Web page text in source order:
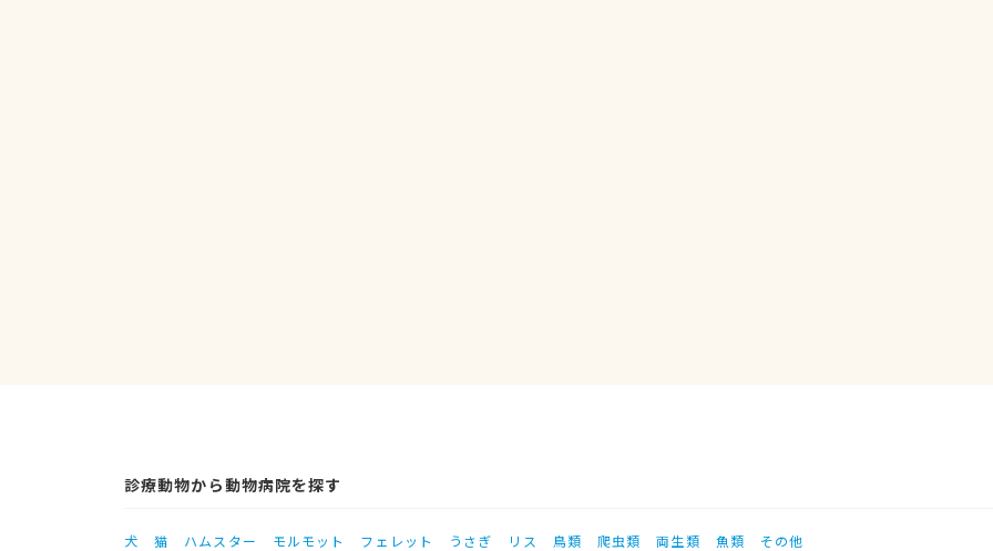
診療動物から動物病院を探す
犬 猫 ハムスター モルモット フェレット うさぎ リス 鳥類 爬虫類 両生類 魚類 その他